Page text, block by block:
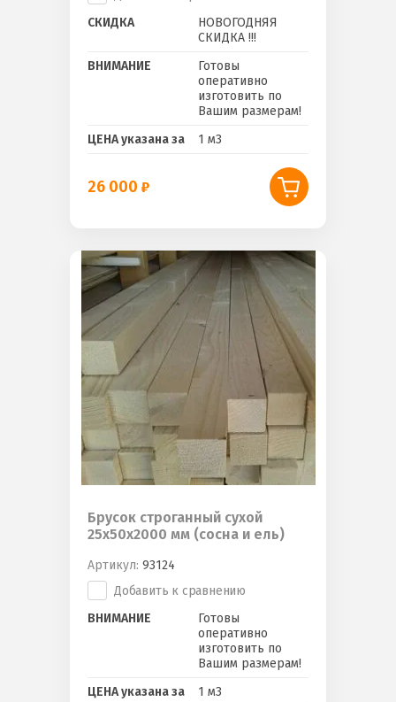
СКИДКА
НОВОГОДНЯЯ
СКИДКА !!!
ВНИМАНИЕ
Готовы
оперативно
изготовить по
Вашим размерам!
ЦЕНА указана за
1 м3
26 000
Брусок строганный сухой
25х50х2000 мм (сосна и ель)
Артикул: 93124
Добавить к сравнению
ВНИМАНИЕ
Готовы
оперативно
изготовить по
Вашим размерам!
ЦЕНА указана за
1 м3